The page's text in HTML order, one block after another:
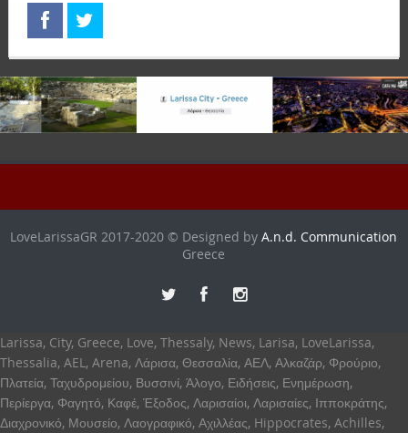
LoveLarissaGR 2017-2020 © Designed byA.n.d. Communication
Greece
Larissa, City, Greece, Love, Thessaly, News, Larisa, LoveLarissa,
Thessalia, AEL, Arena, Λάρισα, Θεσσαλία, ΑΕΛ, Αλκαζάρ, Φρούριο,
Πλατεία, Ταχυδρομείου, Βυσσινί, Άλογο, Ειδήσεις, Ενημέρωση,
Περίεργα, Φαγητό, Καφέ, Έξοδος, Λαρισαίοι, Λαρισαίες, Ιπποκράτης,
Διαχρονικό, Μουσείο, Λαογραφικό, Αχιλλέας, Hippocrates, Achilles,